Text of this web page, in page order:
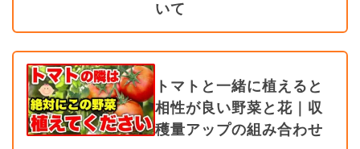
いて
トマトと一緒に植えると
相性が良い野菜と花｜収
穫量アップの組み合わせ